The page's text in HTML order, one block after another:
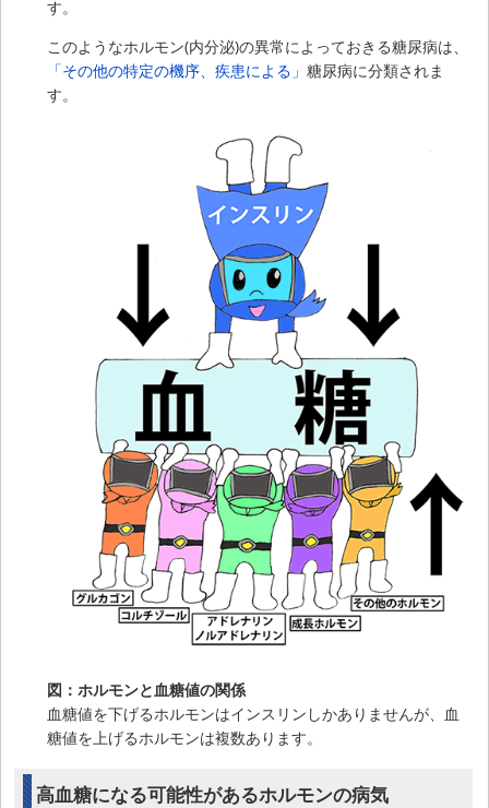
す。
このようなホルモン(内分泌)の異常によっておきる糖尿病は、
「その他の特定の機序、疾患による」糖尿病に分類されま
す。
図：ホルモンと血糖値の関係
血糖値を下げるホルモンはインスリンしかありませんが、血
糖値を上げるホルモンは複数あります。
高血糖になる可能性があるホルモンの病気